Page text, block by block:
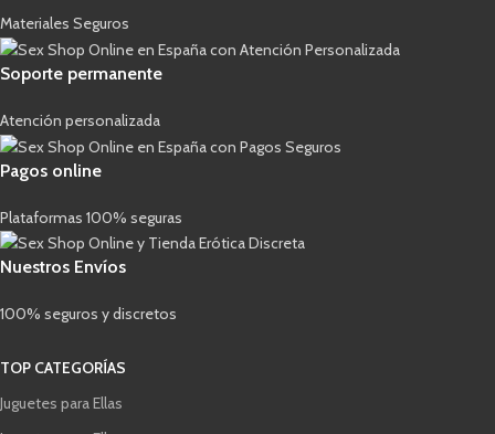
Materiales Seguros
Soporte permanente
Atención personalizada
Pagos online
Plataformas 100% seguras
Nuestros Envíos
100% seguros y discretos
TOP CATEGORÍAS
Juguetes para Ellas